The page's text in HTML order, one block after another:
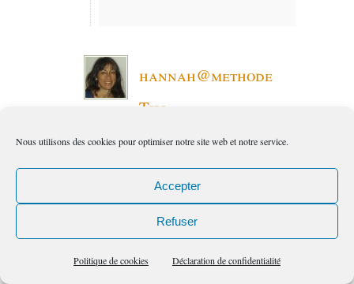
Nous utilisons des cookies pour optimiser notre site web et notre service.
Accepter
Refuser
Politique de cookies Déclaration de confidentialité
hannah@methode
Tipi
11:16 pmleMar, 3, PM
Bonjour Fabrice,
Bon j’ai raté l’examen de la ligne.
Changer l’autoroute neuronale n’est
et la création d’articles y participe.